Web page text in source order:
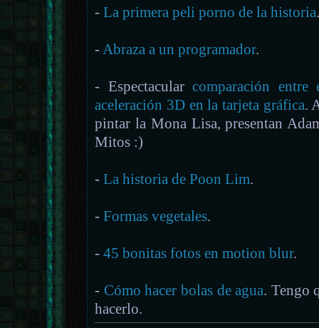
-La primera peli porno de la historia
- Abraza a un programador.
- Espectacularcomparación
aceleración 3D en la tarjeta gráfica.
pintar la Mona Lisa, presentan
Mitos :)
-La historia de Poon Lim.
-Formas vegetales.
-45 bonitas fotos en motion blur.
- Cómo hacer bolas de agua. Tengo
hacerlo.